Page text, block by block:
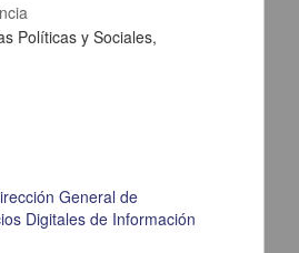
Motul: exploraciones en la
Políticas y Sociales,
General de
Digitales de Información